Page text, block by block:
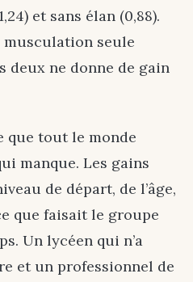
et sans élan (0,88).
musculation seule
deux ne donne de gain
que tout le monde
manque. Les gains
de départ, de l’âge,
que faisait le groupe
Un lycéen qui n’a
et un professionnel de